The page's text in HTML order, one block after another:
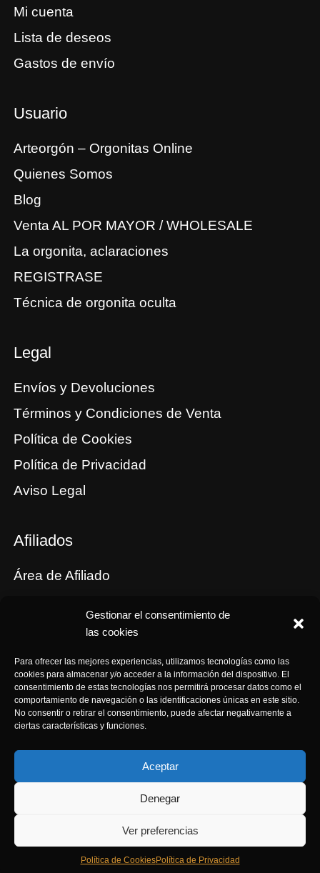
Gestionar el consentimiento de
las cookies
Para ofrecer las mejores experiencias, utilizamos tecnologías como las
cookies para almacenar y/o acceder a la información del dispositivo. El
consentimiento de estas tecnologías nos permitirá procesar datos como el
comportamiento de navegación o las identificaciones únicas en este sitio.
No consentir o retirar el consentimiento, puede afectar negativamente a
ciertas características y funciones.
Aceptar
Denegar
Ver preferencias
Política de CookiesPolítica de Privacidad
Mi cuenta
Lista de deseos
Gastos de envío
Usuario
Arteorgón – Orgonitas Online
Quienes Somos
Blog
Venta AL POR MAYOR / WHOLESALE
La orgonita, aclaraciones
REGISTRASE
Técnica de orgonita oculta
Legal
Envíos y Devoluciones
Términos y Condiciones de Venta
Política de Cookies
Política de Privacidad
Aviso Legal
Afiliados
Área de Afiliado
© 2023ArteOrgón. All rights reserved